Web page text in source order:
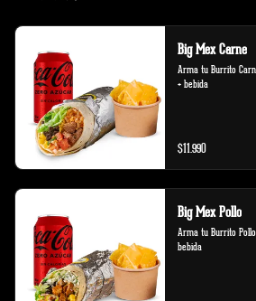
Big Mex Carne
Arma tu Burrito
+ bebida
$11.990
Big Mex Pollo
Arma tu Burrito
bebida